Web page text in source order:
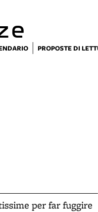
e
PROPOSTE DI
per far fuggire